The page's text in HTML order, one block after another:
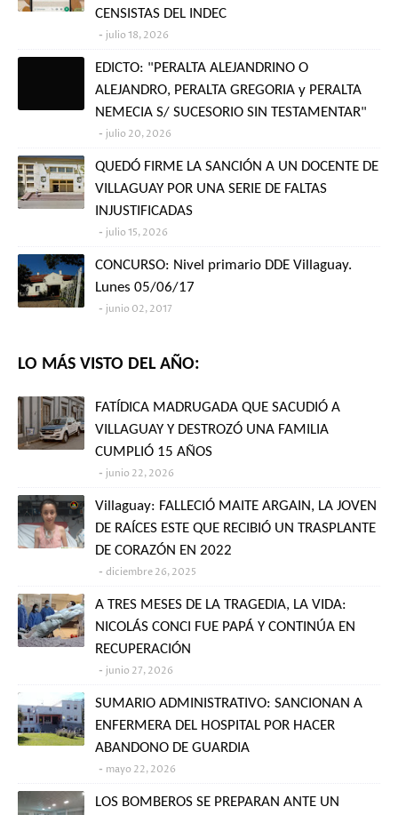
CENSISTAS DEL INDEC
julio 18, 2026
EDICTO: "PERALTA ALEJANDRINO O
ALEJANDRO, PERALTA GREGORIA y PERALTA
NEMECIA S/ SUCESORIO SIN TESTAMENTAR"
julio 20, 2026
QUEDÓ FIRME LA SANCIÓN A UN DOCENTE DE
VILLAGUAY POR UNA SERIE DE FALTAS
INJUSTIFICADAS
julio 15, 2026
CONCURSO: Nivel primario DDE Villaguay.
Lunes 05/06/17
junio 02, 2017
LO MÁS VISTO DEL AÑO:
FATÍDICA MADRUGADA QUE SACUDIÓ A
VILLAGUAY Y DESTROZÓ UNA FAMILIA
CUMPLIÓ 15 AÑOS
junio 22, 2026
Villaguay: FALLECIÓ MAITE ARGAIN, LA JOVEN
DE RAÍCES ESTE QUE RECIBIÓ UN TRASPLANTE
DE CORAZÓN EN 2022
diciembre 26, 2025
A TRES MESES DE LA TRAGEDIA, LA VIDA:
NICOLÁS CONCI FUE PAPÁ Y CONTINÚA EN
RECUPERACIÓN
junio 27, 2026
SUMARIO ADMINISTRATIVO: SANCIONAN A
ENFERMERA DEL HOSPITAL POR HACER
ABANDONO DE GUARDIA
mayo 22, 2026
LOS BOMBEROS SE PREPARAN ANTE UN